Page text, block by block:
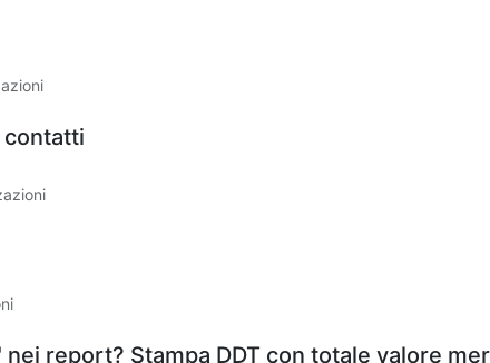
contatti
report? Stampa DDT con totale valore